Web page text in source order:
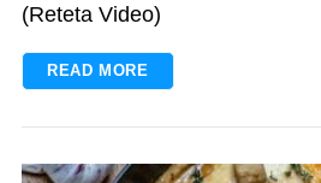
(Reteta Video)
READ MORE
a